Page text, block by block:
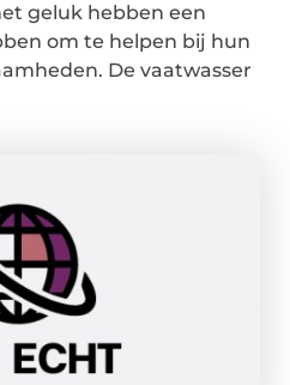
geluk hebben een
om te helpen bij hun
De vaatwasser